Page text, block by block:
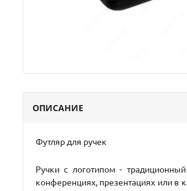
ОПИСАНИЕ
Футляр для ручек
Ручки с логотипом -
конференциях, презентациях или в